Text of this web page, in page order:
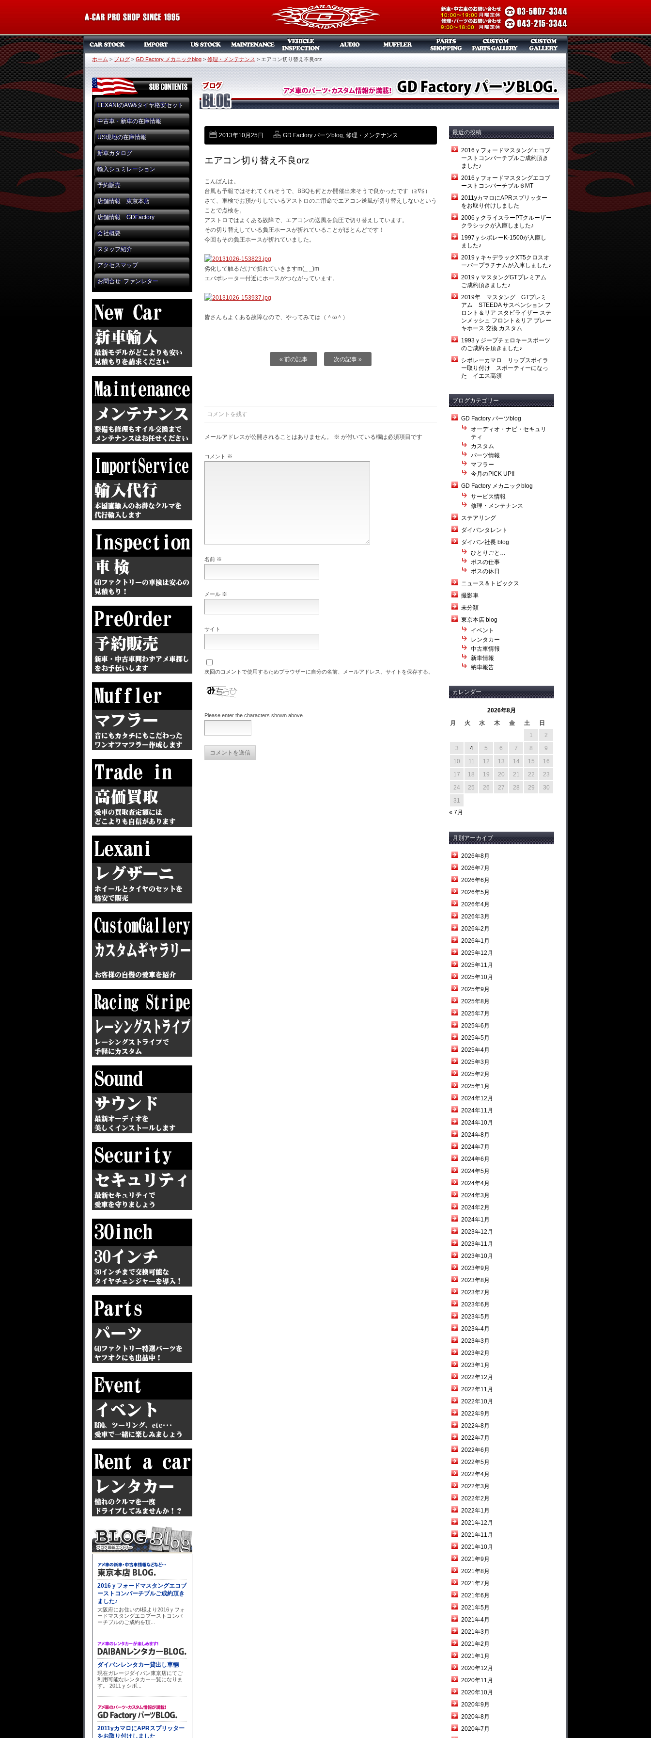
ホーム > ブログ > GD Factory メカニックblog > 修理・メンテナンス > エアコン切り替え不良orz
LEXANIのAW&タイヤ格安セット
中古車・新車の在庫情報
US現地の在庫情報
新車カタログ
輸入シュミレーション
予約販売
店舗情報 東京本店
店舗情報 GDFactory
会社概要
スタッフ紹介
アクセスマップ
お問合せ･ファンレター
2013年10月25日 GD Factory パーツblog, 修理・メンテナンス
エアコン切り替え不良orz
こんばんは。
台風も予報ではそれてくれそうで、BBQも何とか開催出来そうで良かったです（≧∇≦）
さて、車検でお預かりしているアストロのご用命でエアコン送風が切り替えしないという
ことで点検を。
アストロではよくある故障で、エアコンの送風を負圧で切り替えしています。
その切り替えしている負圧ホースが折れていることがほとんどです！
今回もその負圧ホースが折れていました。
劣化して触るだけで折れていきますm(_ _)m
エバポレーター付近にホースがつながっています。
皆さんもよくある故障なので、やってみては（＾ω＾）
« 前の記事 次の記事 »
コメントを残す
メールアドレスが公開されることはありません。 ※ が付いている欄は必須項目です
コメント ※
名前 ※
メール ※
サイト
次回のコメントで使用するためブラウザーに自分の名前、メールアドレス、サイトを保存する。
Please enter the characters shown above.
最近の投稿
2016ｙフォードマスタングエコブ
ーストコンバーチブルご成約頂き
ました♪
2016ｙフォードマスタングエコブ
ーストコンバーチブル６MT
2011yカマロにAPRスプリッター
をお取り付けしました
2006ｙクライスラーPTクルーザー
クラシックが入庫しました♪
1997ｙシボレーK-1500が入庫し
ました♪
2019ｙキャデラックXT5クロスオ
ーバープラチナムが入庫しました♪
2019ｙマスタングGTプレミアム
ご成約頂きました♪
2019年 マスタング GTプレミ
アム STEEDA サスペンション フ
ロント＆リア スタビライザー ステ
ンメッシュ フロント＆リア ブレー
キホース 交換 カスタム
1993ｙジープチェロキースポーツ
のご成約を頂きました♪
シボレーカマロ リップスポイラ
ー取り付け スポーティーになっ
た イエス高須
ブログカテゴリー
GD Factory パーツblog
オーディオ・ナビ・セキュリ
ティ
カスタム
パーツ情報
マフラー
今月のPICK UP!!
GD Factory メカニックblog
サービス情報
修理・メンテナンス
ステアリング
ダイバンタレント
ダイバン社長 blog
ひとりごと…
ボスの仕事
ボスの休日
ニュース＆トピックス
撮影車
未分類
東京本店 blog
イベント
レンタカー
中古車情報
新車情報
納車報告
カレンダー
2026年8月
月
火 水 木 金 土
日
1
2
3
4 5 6 7 8
9
10
11 12 13 14 15
16
17
18 19 20 21 22
23
24
25 26 27 28 29
30
31
« 7月
月別アーカイブ
2026年8月
2026年7月
2026年6月
2026年5月
2026年4月
2026年3月
2026年2月
2026年1月
2025年12月
2025年11月
2025年10月
2025年9月
2025年8月
2025年7月
2025年6月
2025年5月
2025年4月
2025年3月
2025年2月
2025年1月
2024年12月
2024年11月
2024年10月
2024年8月
2024年7月
2024年6月
2024年5月
2024年4月
2024年3月
2024年2月
2024年1月
2023年12月
2023年11月
2023年10月
2023年9月
2023年8月
2023年7月
2023年6月
2023年5月
2023年4月
2023年3月
2023年2月
2023年1月
2022年12月
2022年11月
2022年10月
2022年9月
2022年8月
2022年7月
2022年6月
2022年5月
2022年4月
2022年3月
2022年2月
2022年1月
2021年12月
2021年11月
2021年10月
2021年9月
2021年8月
2021年7月
2021年6月
2021年5月
2021年4月
2021年3月
2021年2月
2021年1月
2020年12月
2020年11月
2020年10月
2020年9月
2020年8月
2020年7月